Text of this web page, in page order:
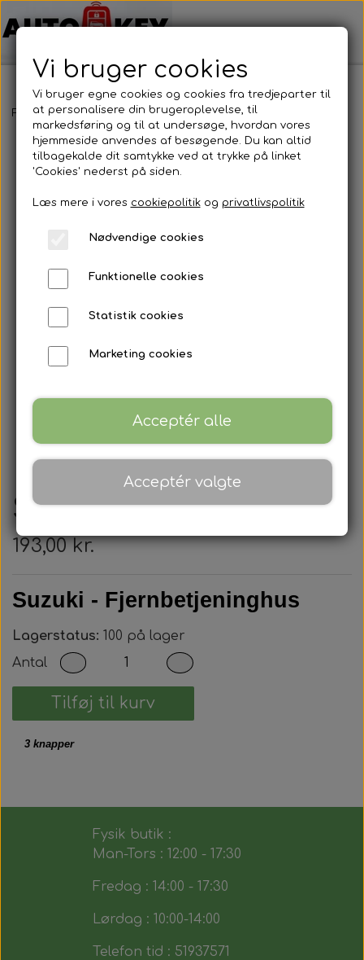
Forside Bilnøgler Suzuki Nøglehus Suzuki - Nøglehus
Suzuki - Nøglehus
193,00 kr.
Suzuki - Fjernbetjeninghus
Lagerstatus: 100 på lager
Antal
Tilføj til kurv
3 knapper
Fysik butik :
Man-Tors : 12:00 - 17:30
Fredag : 14:00 - 17:30
Lørdag : 10:00-14:00
Telefon tid : 51937571
Vi bruger cookies
Vi bruger egne cookies og cookies fra tredjeparter til
at personalisere din brugeroplevelse, til
markedsføring og til at undersøge, hvordan vores
hjemmeside anvendes af besøgende. Du kan altid
tilbagekalde dit samtykke ved at trykke på linket
'Cookies' nederst på siden.
Læs mere i vores cookiepolitikog privatlivspolitik
Nødvendige cookies
Funktionelle cookies
Statistik cookies
Marketing cookies
Acceptér alle
Acceptér valgte